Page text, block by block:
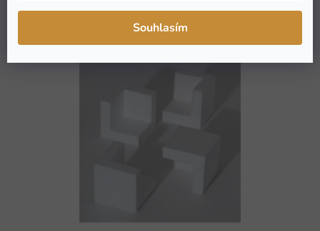
Souhlasím
hodnocení
0,0
Značka:Novopol